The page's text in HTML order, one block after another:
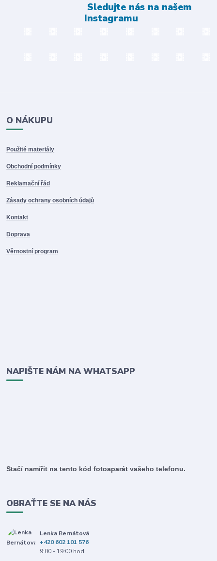
Sledujte nás na našem
Instagramu
O NÁKUPU
Použité materiály
Obchodní podmínky
Reklamační řád
Zásady ochrany osobních údajů
Kontakt
Doprava
Věrnostní program
NAPIŠTE NÁM NA WHATSAPP
Stačí namířit na tento kód fotoaparát vašeho telefonu.
OBRAŤTE SE NA NÁS
Lenka Bernátová
+420 602 101 576
9:00 - 19:00 hod.